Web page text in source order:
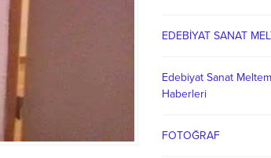
EDEBİYAT SANAT
Edebiyat Sanat
Haberleri
FOTOĞRAF